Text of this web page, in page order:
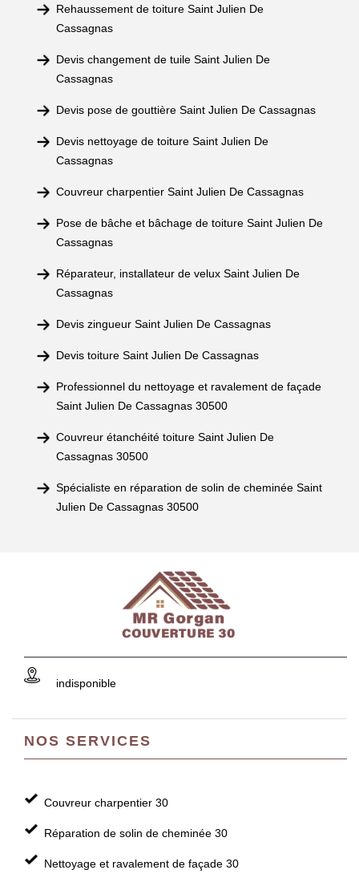
Rehaussement de toiture Saint Julien De
Cassagnas
Devis changement de tuile Saint Julien De
Cassagnas
Devis pose de gouttière Saint Julien De Cassagnas
Devis nettoyage de toiture Saint Julien De
Cassagnas
Couvreur charpentier Saint Julien De Cassagnas
Pose de bâche et bâchage de toiture Saint Julien De
Cassagnas
Réparateur, installateur de velux Saint Julien De
Cassagnas
Devis zingueur Saint Julien De Cassagnas
Devis toiture Saint Julien De Cassagnas
Professionnel du nettoyage et ravalement de façade
Saint Julien De Cassagnas 30500
Couvreur étanchéité toiture Saint Julien De
Cassagnas 30500
Spécialiste en réparation de solin de cheminée Saint
Julien De Cassagnas 30500
indisponible
NOS SERVICES
Couvreur charpentier 30
Réparation de solin de cheminée 30
Nettoyage et ravalement de façade 30